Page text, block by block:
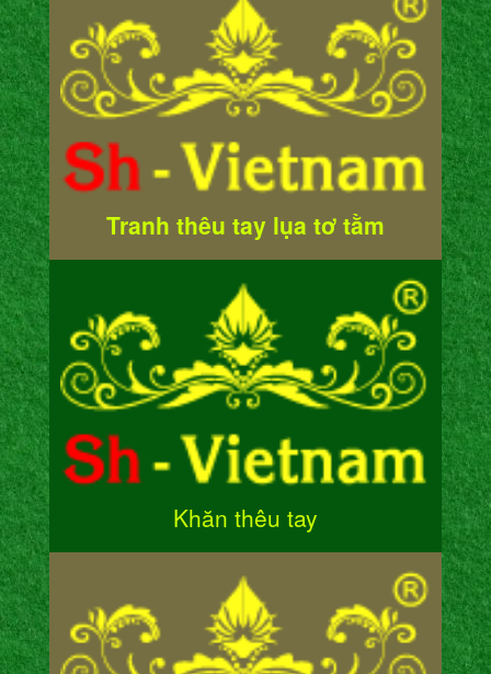
Tranh thêu tay lụa tơ tằm
Khăn thêu tay